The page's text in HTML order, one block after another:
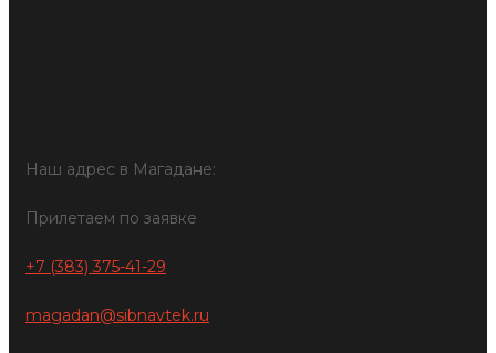
Наш адрес в Магадане:
Прилетаем по заявке
+7 (383) 375-41-29
magadan@sibnavtek.ru